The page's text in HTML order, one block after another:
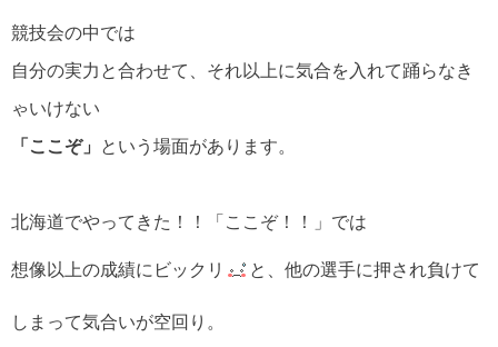
競技会の中では
自分の実力と合わせて、それ以上に気合を入れて踊らなき
ゃいけない
「ここぞ」 という場面があります。
北海道でやってきた！！「ここぞ！！」では
想像以上の成績にビックリ と、他の選手に押され負けて
しまって気合いが空回り。